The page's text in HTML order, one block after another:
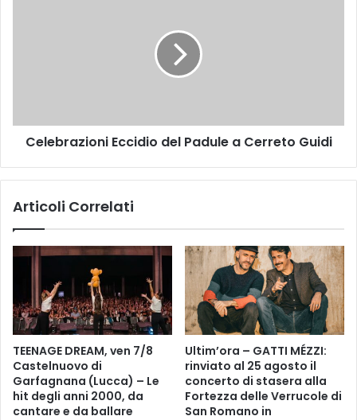
i
o
o
d
b
i
g
i
c
d
d
e
P
a
d
u
Celebrazioni Eccidio del Padule a Cerreto Guidi
Articoli Correlati
TEENAGE DREAM, ven 7/8
Castelnuovo di
Garfagnana (Lucca) – Le
hit degli anni 2000, da
cantare e da ballare
Ultim’ora – GATTI MÉZZI:
rinviato al 25 agosto il
concerto di stasera alla
Fortezza delle Verrucole di
San Romano in